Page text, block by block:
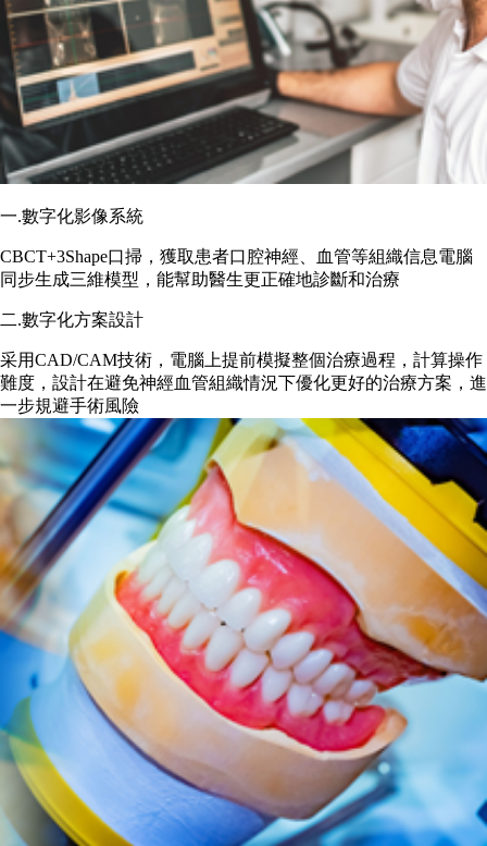
一.數字化影像系統
CBCT+3Shape口掃，獲取患者口腔神經、血管等組織信息電腦
同步生成三維模型，能幫助醫生更正確地診斷和治療
二.數字化方案設計
采用CAD/CAM技術，電腦上提前模擬整個治療過程，計算操作
難度，設計在避免神經血管組織情況下優化更好的治療方案，進
一步規避手術風險